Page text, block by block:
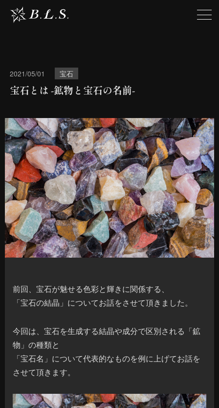
2021/05/01 宝石
宝石とは -鉱物と宝石の名前-
前回、宝石が魅せる色彩と輝きに関係する、
「宝石の結晶」についてお話をさせて頂きました。
今回は、宝石を生成する結晶や成分で区別される「鉱
物」の種類と
「宝石名」について代表的なものを例に上げてお話を
させて頂きます。